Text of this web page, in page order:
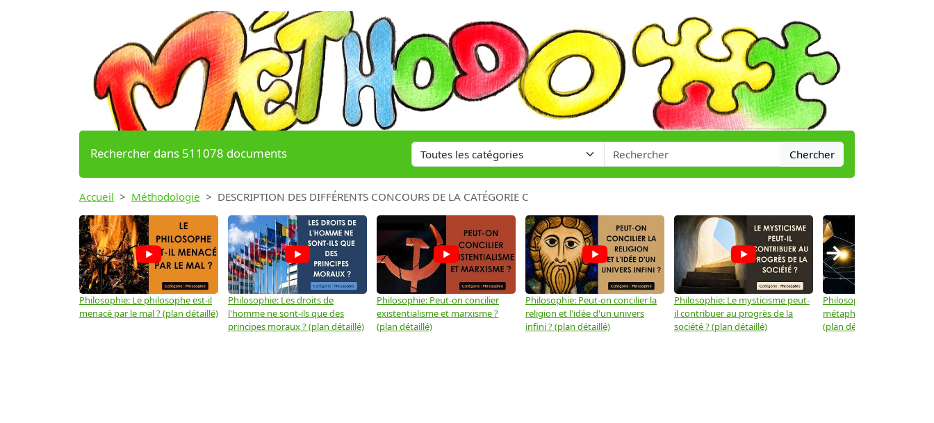
Rechercher dans 511078 documents Chercher
Accueil Méthodologie DESCRIPTION DES DIFFÉRENTS CONCOURS DE LA CATÉGORIE C
Philosophie: Le philosophe est-il
menacé par le mal ? (plan détaillé)
Philosophie: Les droits de
l'homme ne sont-ils que des
principes moraux ? (plan détaillé)
Philosophie: Peut-on concilier
existentialisme et marxisme ?
(plan détaillé)
Philosophie: Peut-on concilier la
religion et l'idée d'un univers
infini ? (plan détaillé)
Philosophie: Le mysticisme peut-
il contribuer au progrès de la
société ? (plan détaillé)
Philosophie: Peut-on lier la
métaphysique à la
(plan détaillé)
→